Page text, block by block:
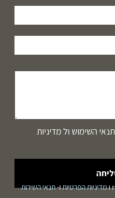
תנאי השימוש ול מדיניות
מדיניות הפרטיותו-תנאי השירות